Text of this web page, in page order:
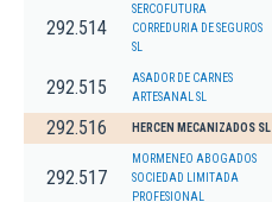
292.514
SERCOFUTURA
CORREDURIA DE SEGUROS
SL
292.515
ASADOR DE CARNES
ARTESANAL SL
292.516 HERCEN MECANIZADOS SL
292.517
MORMENEO ABOGADOS
SOCIEDAD LIMITADA
PROFESIONAL